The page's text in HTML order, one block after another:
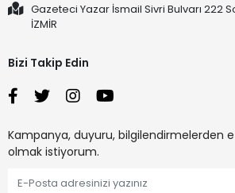
Gazeteci Yazar İsmail Sivri Bulvarı 222
İZMİR
Bizi Takip Edin
Kampanya, duyuru, bilgilendirmelerden
olmak istiyorum.